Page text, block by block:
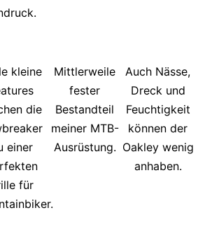
kleine
die
einer
für
Mittlerweile
fester
Bestandteil
meiner MTB-
Ausrüstung.
Auch Nässe,
Dreck und
Feuchtigkeit
können der
Oakley wenig
anhaben.